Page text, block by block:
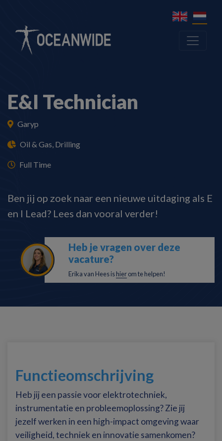
E&I Technician
Garyp
Oil & Gas, Drilling
Full Time
Ben jij op zoek naar een nieuwe uitdaging als E
en I Lead? Lees dan vooral verder!
Heb je vragen over deze
vacature?
Erika van Hees ishierom te helpen!
Functieomschrijving
Heb jij een passie voor elektrotechniek,
instrumentatie en probleemoplossing? Zie jij
jezelf werken in een high-impact omgeving waar
veiligheid, techniek en innovatie samenkomen?